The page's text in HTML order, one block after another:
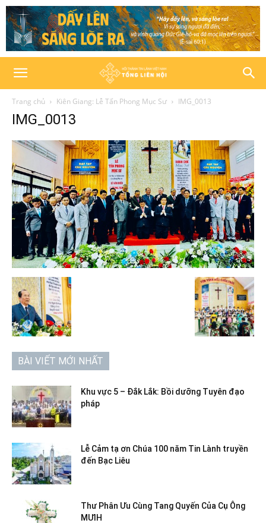
Trang chủ Kiên Giang: Lễ Tấn Phong Mục Sư IMG_0013
IMG_0013
BÀI VIẾT MỚI NHẤT
Khu vực 5 – Đắk Lắk: Bồi dưỡng Tuyên đạo
pháp
Lễ Cảm tạ ơn Chúa 100 năm Tin Lành truyền
đến Bạc Liêu
Thư Phân Ưu Cùng Tang Quyến Của Cụ Ông
MƯIH